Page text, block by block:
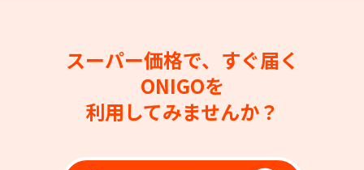
スーパー価格で、すぐ届く
ONIGOを
利用してみませんか？